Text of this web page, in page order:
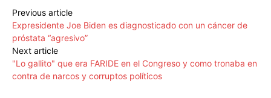
Previous article
Expresidente Joe Biden es diagnosticado con un cáncer de
próstata “agresivo”
Next article
"Lo gallito" que era FARIDE en el Congreso y como tronaba en
contra de narcos y corruptos políticos